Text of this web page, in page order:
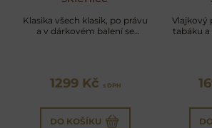
Klasika všech klasik, po právu
a v dárkovém balení se
1299 Kč s DPH
DO KOŠÍKU
Vlajkový
tabáku a